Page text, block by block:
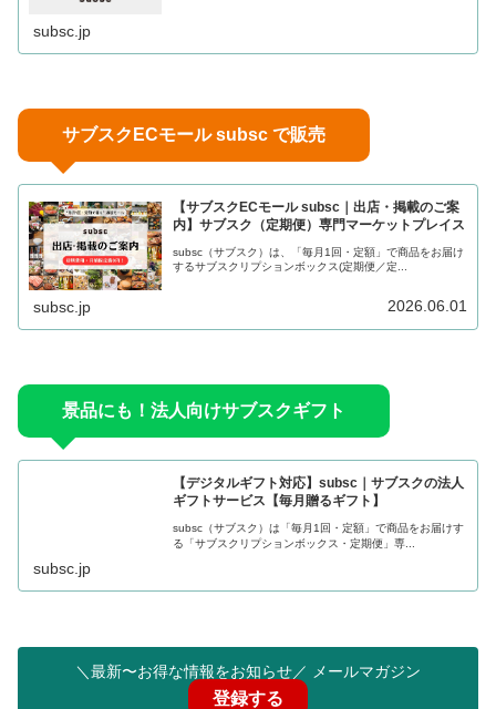
subsc.jp
サブスクECモール subsc で販売
【サブスクECモール subsc｜出店・掲載のご案
内】サブスク（定期便）専門マーケットプレイス
subsc（サブスク）は、「毎月1回・定額」で商品をお届け
するサブスクリプションボックス(定期便／定...
subsc.jp 2026.06.01
景品にも！法人向けサブスクギフト
【デジタルギフト対応】subsc｜サブスクの法人
ギフトサービス【毎月贈るギフト】
subsc（サブスク）は「毎月1回・定額」で商品をお届けす
る「サブスクリプションボックス・定期便」専...
subsc.jp
＼最新〜お得な情報をお知らせ／ メールマガジン
登録する